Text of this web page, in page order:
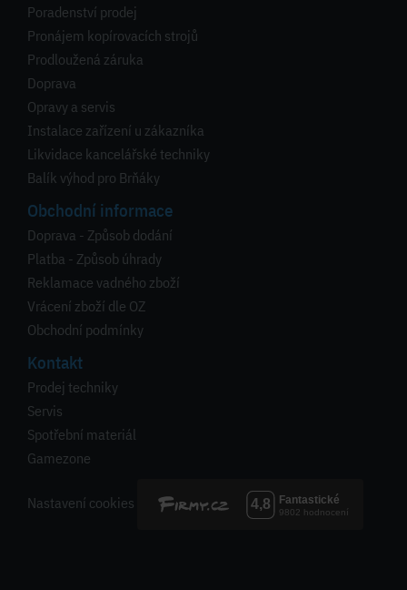
Poradenství prodej
Pronájem kopírovacích strojů
Prodloužená záruka
Doprava
Opravy a servis
Instalace zařízení u zákazníka
Likvidace kancelářské techniky
Balík výhod pro Brňáky
Obchodní informace
Doprava - Způsob dodání
Platba - Způsob úhrady
Reklamace vadného zboží
Vrácení zboží dle OZ
Obchodní podmínky
Kontakt
Prodej techniky
Servis
Spotřební materiál
Gamezone
Nastavení cookies